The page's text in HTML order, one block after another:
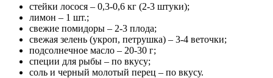
стейки лосося – 0,3-0,6 кг (2-3 штуки);
лимон – 1 шт.;
свежие помидоры – 2-3 плода;
свежая зелень (укроп, петрушка) – 3-4 веточки;
подсолнечное масло – 20-30 г;
специи для рыбы – по вкусу;
соль и черный молотый перец – по вкусу.